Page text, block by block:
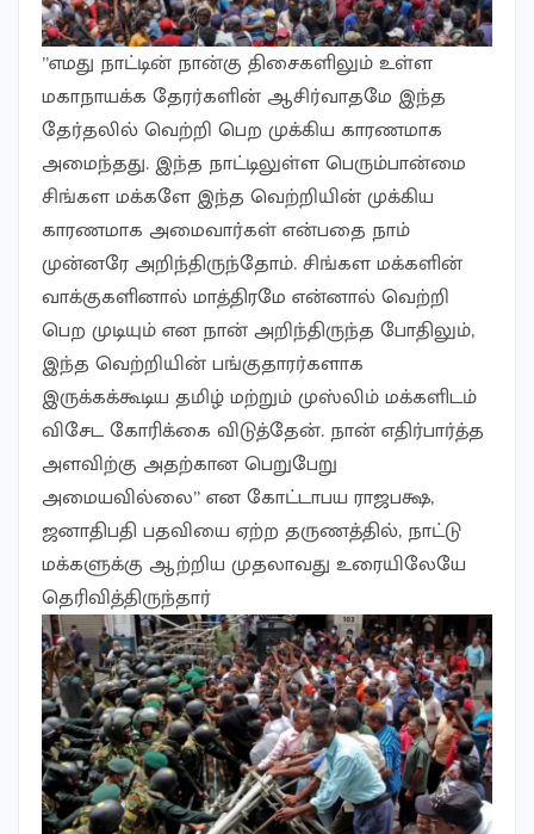
”எமது நாட்டின் நான்கு திசைகளிலும் உள்ள
மகாநாயக்க தேரர்களின் ஆசிர்வாதமே இந்த
தேர்தலில் வெற்றி பெற முக்கிய காரணமாக
அமைந்தது. இந்த நாட்டிலுள்ள பெரும்பான்மை
சிங்கள மக்களே இந்த வெற்றியின் முக்கிய
காரணமாக அமைவார்கள் என்பதை நாம்
முன்னரே அறிந்திருந்தோம். சிங்கள மக்களின்
வாக்குகளினால் மாத்திரமே என்னால் வெற்றி
பெற முடியும் என நான் அறிந்திருந்த போதிலும்,
இந்த வெற்றியின் பங்குதாரர்களாக
இருக்கக்கூடிய தமிழ் மற்றும் முஸ்லிம் மக்களிடம்
விசேட கோரிக்கை விடுத்தேன். நான் எதிர்பார்த்த
அளவிற்கு அதற்கான பெறுபேறு
அமையவில்லை” என கோட்டாபய ராஜபக்ஷ,
ஜனாதிபதி பதவியை ஏற்ற தருணத்தில், நாட்டு
மக்களுக்கு ஆற்றிய முதலாவது உரையிலேயே
தெரிவித்திருந்தார்